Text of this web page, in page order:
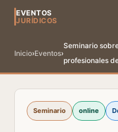
EVENTOS
JURÍDICOS
Inicio›Eventos›
Seminario
profesionales
Seminario online